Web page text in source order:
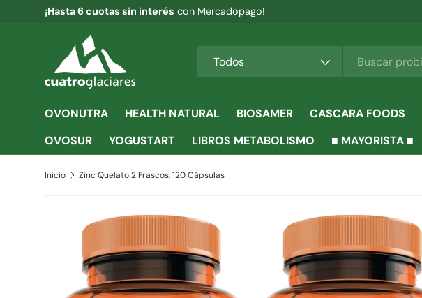
¡Hasta 6 cuotas sin interés con Mercadopago!
Todos
OVONUTRA HEALTH NATURAL BIOSAMER CASCARA FOODS
OVOSUR
YOGUSTART LIBROS METABOLISMO ■ MAYORISTA ■
Inicio Zinc Quelato 2 Frascos, 120 Cápsulas